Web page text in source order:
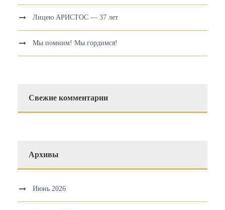
Лицею АРИСТОС — 37 лет
Мы помним! Мы гордимся!
Свежие комментарии
Архивы
Июнь 2026